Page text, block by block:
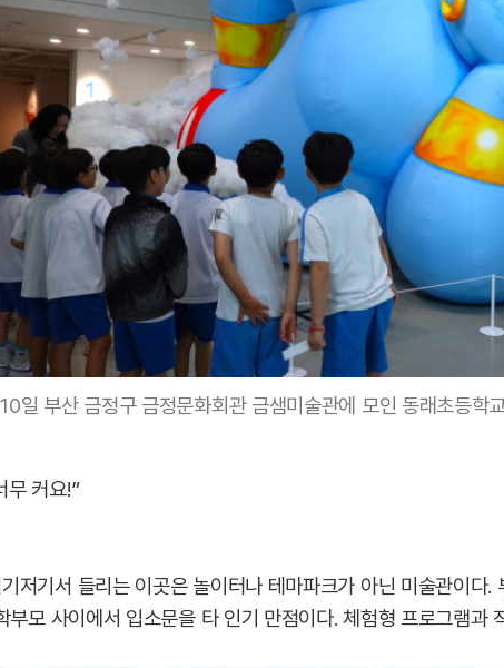
일 부산 금정구 금정문화회관 금샘미술관에 모인 동래초등학
무 커요!”
저기서 들리는 이곳은 놀이터나 테마파크가 아닌 미술관이
부모 사이에서 입소문을 타 인기 만점이다. 체험형 프로그램